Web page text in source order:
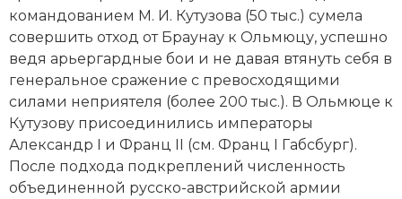
Европа
Империи
Историческая география и топонимика
История материальной и духовной культуры
История международных отношений
командованием М. И. Кутузова (50 тыс.) сумела
совершить отход от Браунау к Ольмюцу, успешно
ведя арьергардные бои и не давая втянуть себя в
генеральное сражение с превосходящими
силами неприятеля (более 200 тыс.). В Ольмюце к
Кутузову присоединились императоры
Александр I и Франц II (см. Франц I Габсбург).
После подхода подкреплений численность
объединенной русско-австрийской армии